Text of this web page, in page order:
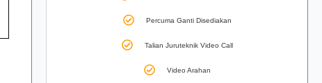
Percuma Ganti Disediakan
Talian Juruteknik Video Call
Video Arahan